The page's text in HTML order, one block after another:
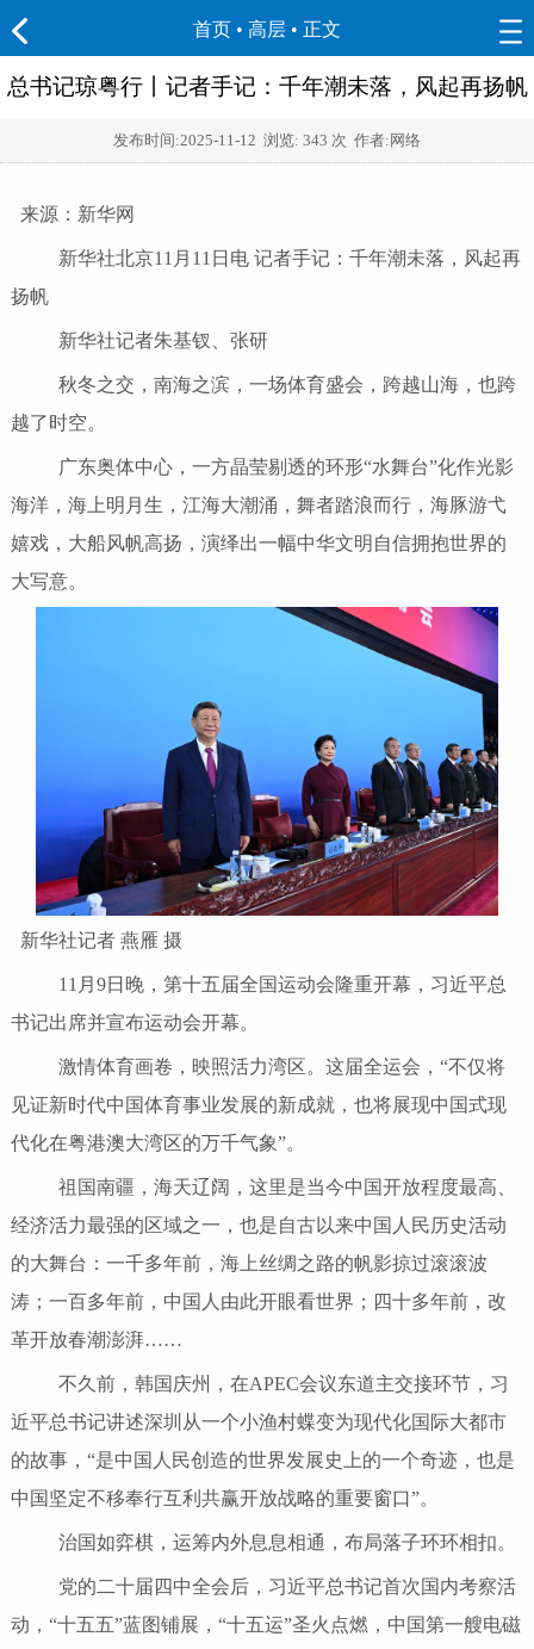
首页 • 高层 • 正文
总书记琼粤行丨记者手记：千年潮未落，风起再扬帆
发布时间:2025-11-12 浏览: 343 次 作者:网络
来源：新华网
新华社北京11月11日电 记者手记：千年潮未落，风起再
扬帆
新华社记者朱基钗、张研
秋冬之交，南海之滨，一场体育盛会，跨越山海，也跨
越了时空。
广东奥体中心，一方晶莹剔透的环形“水舞台”化作光影
海洋，海上明月生，江海大潮涌，舞者踏浪而行，海豚游弋
嬉戏，大船风帆高扬，演绎出一幅中华文明自信拥抱世界的
大写意。
新华社记者 燕雁 摄
11月9日晚，第十五届全国运动会隆重开幕，习近平总
书记出席并宣布运动会开幕。
激情体育画卷，映照活力湾区。这届全运会，“不仅将
见证新时代中国体育事业发展的新成就，也将展现中国式现
代化在粤港澳大湾区的万千气象”。
祖国南疆，海天辽阔，这里是当今中国开放程度最高、
经济活力最强的区域之一，也是自古以来中国人民历史活动
的大舞台：一千多年前，海上丝绸之路的帆影掠过滚滚波
涛；一百多年前，中国人由此开眼看世界；四十多年前，改
革开放春潮澎湃……
不久前，韩国庆州，在APEC会议东道主交接环节，习
近平总书记讲述深圳从一个小渔村蝶变为现代化国际大都市
的故事，“是中国人民创造的世界发展史上的一个奇迹，也是
中国坚定不移奉行互利共赢开放战略的重要窗口”。
治国如弈棋，运筹内外息息相通，布局落子环环相扣。
党的二十届四中全会后，习近平总书记首次国内考察活
动，“十五五”蓝图铺展，“十五运”圣火点燃，中国第一艘电磁